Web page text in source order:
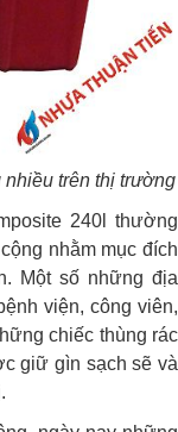
trên thị trường
240l thường
nhằm mục đích
Một số những địa
viện, công viên,
chiếc thùng rác
giữ gìn sạch sẽ và